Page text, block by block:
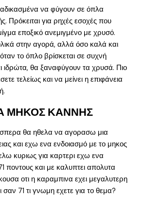
να φύγουν σε όπλα
Πρόκειται για ρηχές εσοχές που
εποξικό ανεμιγμένο με χρυσό.
στην αγορά, αλλά όσο καλά και
όταν το όπλο βρίσκεται σε συχνή
ιδρώτα, θα ξαναφύγουν τα χρυσά. Πιο
τελείως και να μείνει η επιφάνεια
ΜΗΚΟΣ ΚΑΝΝΗΣ
θα ηθελα να αγορασω μια
και εχω ενα ενδοιασμό με το μηκος
κυριως για καρτερι εχω ενα
ποντους και με καλυπτει απολυτα
οτι η καραμπινα εχει μεγαλυτερη
σαν 71 τι γνωμη εχετε για το θεμα?